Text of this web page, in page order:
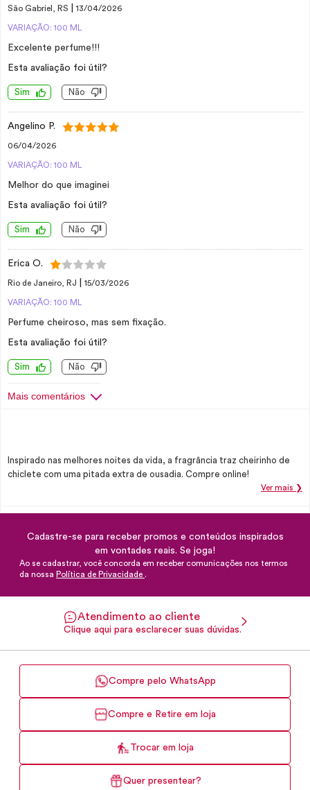
São Gabriel, RS 13/04/2026
VARIAÇÃO: 100 ML
Excelente perfume!!!
Esta avaliação foi útil?
Sim Não
Angelino P.
06/04/2026
VARIAÇÃO: 100 ML
Melhor do que imaginei
Esta avaliação foi útil?
Sim Não
Erica O.
Rio de Janeiro, RJ 15/03/2026
VARIAÇÃO: 100 ML
Perfume cheiroso, mas sem fixação.
Esta avaliação foi útil?
Sim Não
Mais comentários
Inspirado nas melhores noites da vida, a fragrância traz cheirinho de
chiclete com uma pitada extra de ousadia. Compre online!
Ver mais ❯
Cadastre-se para receber promos e conteúdos inspirados
em vontades reais. Se joga!
Ao se cadastrar, você concorda em receber comunicações nos termos
da nossa Política de Privacidade .
Atendimento ao cliente
Clique aqui para esclarecer suas dúvidas.
Compre pelo WhatsApp
Compre e Retire em loja
Trocar em loja
Quer presentear?